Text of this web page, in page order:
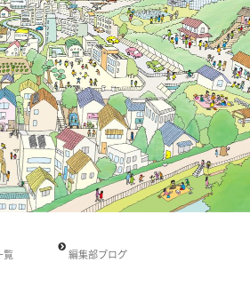
覧 編集部ブログ